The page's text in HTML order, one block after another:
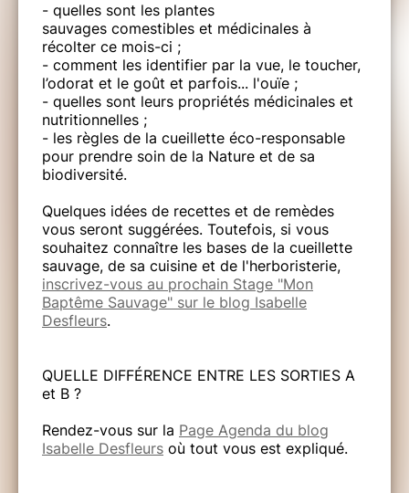
- quelles sont les plantes
sauvages comestibles et médicinales à
récolter ce mois-ci ;
- comment les identifier par la vue, le toucher,
l’odorat et le goût et parfois... l'ouïe ;
- quelles sont leurs propriétés médicinales et
nutritionnelles ;
- les règles de la cueillette éco-responsable
pour prendre soin de la Nature et de sa
biodiversité.
Quelques idées de recettes et de remèdes
vous seront suggérées. Toutefois, si vous
souhaitez connaître les bases de la cueillette
sauvage, de sa cuisine et de l'herboristerie,
inscrivez-vous au prochain Stage "Mon
Baptême Sauvage" sur le blog Isabelle
Desfleurs.
QUELLE DIFFÉRENCE ENTRE LES SORTIES A
et B ?
Rendez-vous sur la Page Agenda du blog
Isabelle Desfleurs où tout vous est expliqué.